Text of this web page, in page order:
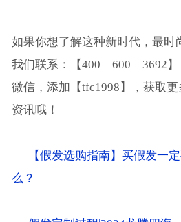
如果你想了解这种新时代，最时
我们联系：【400—600—3692】
微信，添加【tfc1998】，获取
资讯哦！
【假发选购指南】买假发一
么？